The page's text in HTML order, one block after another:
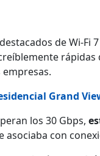
de Wi-
rápidas
empresas.
Grand
los 30 Gbps,
con